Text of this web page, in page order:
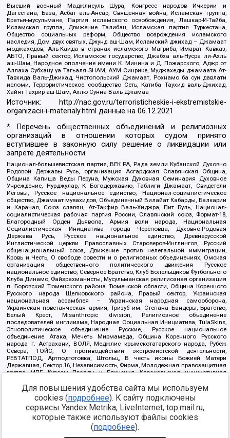
Высший военный Маджлисуль Шура, Конгресс народов Ичкерии и
Дагестана, База, Асбат аль-Ансар, Священная война, Исламская группа,
Братья-мусульмане, Партия исламского освобождения, Лашкар-И-Тайба,
Исламская группа, Движение Талибан, Исламская партия Туркестана,
Общество социальных реформ, Общество возрождения исламского
наследия, Дом двух святых, Джунд аш-Шам, Исламский джихад – Джамаат
моджахедов, Аль-Каида в странах исламского Магриба, Имарат Кавказ,
АБТО, Правый сектор, Исламское государство, Джабха аль-Нусра ли-Ахль
аш-Шам, Народное ополчение имени К. Минина и Д. Пожарского, Аджр от
Аллаха Субхану уа Тагьаля SHAM, АУМ Синрике, Муджахеды джамаата Ат-
Тавхида Валь-Джихад, Чистопольский Джамаат, Рохнамо ба суи давлати
исломи, Террористическое сообщество Сеть, Катиба Таухид валь-Джихад,
Хайят Тахрир аш-Шам, Ахлю Сунна Валь Джамаа
Источник:
http://nac.gov.ru/terroristicheskie-i-ekstremistskie-
organizacii-i-materialy.html данные на06.12.2021
* Перечень общественных объединений и религиозных
организаций в отношении которых судом принято
вступившее в законную силу решение о ликвидации или
запрете деятельности:
Национал-большевистская партия, ВЕК РА, Рада земли Кубанской Духовно
Родовой Державы Русь, организация Асгардская Славянская Община,
Община Капища Веды Перуна, Мужская Духовная Семинария Духовное
Учреждение, Нурджулар, К Богодержавию, Таблиги Джамаат, Свидетели
Иеговы, Русское национальное единство, Национал-социалистическое
общество, Джамаат мувахидов, Объединенный Вилайат Кабарды, Балкарии
и Карачая, Союз славян, Ат-Такфир Валь-Хиджра, Пит Буль, Национал-
социалистическая рабочая партия России, Славянский союз, Формат-18,
Благородный Орден Дьявола, Армия воли народа, Национальная
Социалистическая Инициатива города Череповца, Духовно-Родовая
Держава Русь, Русское национальное единство, Древнерусской
Инглистической церкви Православных Староверов-Инглингов, Русский
общенациональный союз, Движение против нелегальной иммиграции,
Кровь и Честь, О свободе совести и о религиозных объединениях, Омская
организация общественного политического движения Русское
национальное единство, Северное Братство, Клуб Болельщиков Футбольного
Клуба Динамо, Файзрахманисты, Мусульманская религиозная организация
п. Боровский Тюменского района Тюменской области, Община Коренного
Русского народа Щелковского района, Правый сектор, Украинская
национальная ассамблея – Украинская народная самооборона,
Украинская повстанческая армия, Тризуб им. Степана Бандеры, Братство,
Белый Крест, Misanthropic division, Религиозное объединение
последователей инглиизма, Народная Социальная Инициатива, TulaSkins,
Этнополитическое объединение Русские, Русское национальное
объединение Атака, Мечеть Мирмамеда, Община Коренного Русского
народа г. Астрахани, ВОЛЯ, Меджлис крымскотатарского народа, Рубеж
Севера, ТОЙС, О противодействии экстремистской деятельности,
РЕВТАТПОД, Артподготовка, Штольц, В честь иконы Божией Матери
Державная, Сектор 16, Независимость, Фирма, Молодежная правозащитная
группа МПГ, Курсом Правды и Единения, Каракольская инициативная
Благотворительный пансионат Ак Умут, Русская республика Русь,
Арестантское уголовное единство, Башкорт, Нация и свобода, W.H.С., Фалунь
Дафа, Иртыш Ultras, Русский Патриотический клуб-Новокузнецк/РПК,
Сибирский державный союз, Фонд борьбы с коррупцией, Фонд защиты прав
граждан, Штабы Навального, Совет граждан СССР Прикубанского округа г.
Краснодара
https://minjust.gov.ru/ru/documents/7822/
Для повышения удобства сайта мы используем
cookies (подробнее). К сайту подключены
сервисы Yandex.Metrika, LiveInternet, top.mail.ru,
которые также используют файлы cookies
(подробнее).